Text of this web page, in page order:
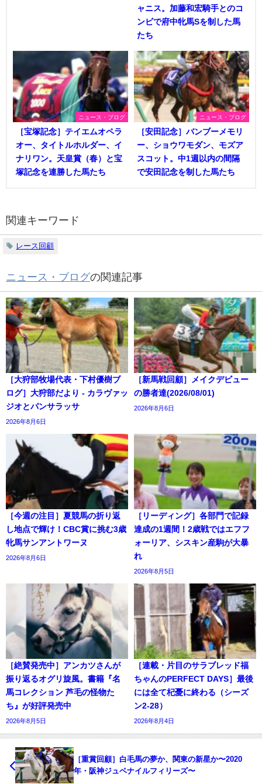
ャニス。加藤和宏騎手とのコ
ンビで府中牝馬Sを制した馬
たち
ニュース・ブログ
［宝塚記念］テイエムオペラ
オー、タイトルホルダー、イ
ナリワン。天皇賞（春）と宝
塚記念を連勝した馬たち
ニュース・ブログ
［安田記念］バンブーメモリ
ー、ショウワモダン、モズア
スコット。中1週以内の間隔
で安田記念を制した馬たち
関連キーワード
レース回顧
ニュース・ブログの関連記事
［大狩部牧場代表・下村優樹ブ
ログ］大狩部だより - カラヴァッ
ジオとパンサラッサ
2026年8月6日
［新馬戦回顧］メイクデビュー
の勝者達(2026/08/01)
2026年8月6日
［今週の注目］夏競馬の折り返
し地点で輝け！CBC賞に挑む3歳
牝馬サンアントワーヌ
2026年8月6日
［リーディング］各部門で記録
達成の1週間！2歳戦ではエフフ
ォーリア、シスキン産駒が大暴
れ
2026年8月5日
［絶賛発売中］アンカツさんが
振り返るオグリ旋風。書籍『名
馬コレクション 芦毛の怪物た
ち』が好評発売中
2026年8月5日
［連載・片目のサラブレッド福
ちゃんのPERFECT DAYS］最後
には全て杞憂に終わる（シーズ
ン2-28）
2026年8月4日
［重賞回顧］白毛馬の夢か、関東の新星か〜2020
年・阪神ジュベナイルフィリーズ〜